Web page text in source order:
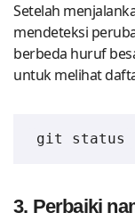
Setelah
mendeteksi
berbeda huruf
untuk melihat
git status
3. Perbaiki